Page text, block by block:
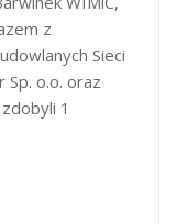
z
Sieci
Sp. o.o. oraz
1